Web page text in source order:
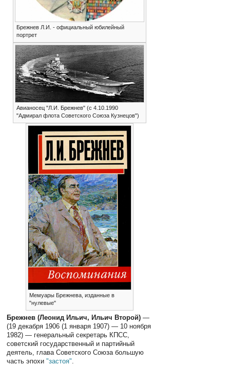
Брежнев Л.И. - официальный юбилейный
портрет
Авианосец "Л.И. Брежнев" (с 4.10.1990
"Адмирал флота Советского Союза Кузнецов")
Мемуары Брежнева, изданные в
"нулевые"
Брежнев (Леонид Ильич, Ильич Второй) —
(19 декабря 1906 (1 января 1907) — 10 ноября
1982) — генеральный секретарь КПСС,
советский государственный и партийный
деятель, глава Советского Союза большую
часть эпохи"застоя".